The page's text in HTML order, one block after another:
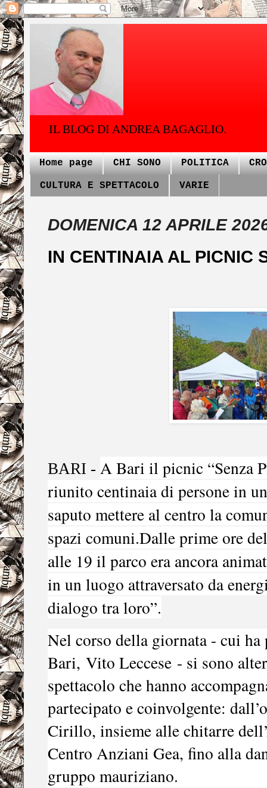
IL BLOG DI ANDREA BAGAGLIO.
Home page CHI SONO POLITICA
CULTURA E SPETTACOLO VARIE
DOMENICA 12 APRILE
IN CENTINAIA AL PICNIC
BARI - A Bari il picnic “Senza
riunito centinaia di persone in
saputo mettere al centro la
spazi comuni.Dalle prime ore
alle 19 il parco era ancora
in un luogo attraversato da
dialogo tra loro”.
Nel corso della giornata - cui
Bari, Vito Leccese - si sono
spettacolo che hanno
partecipato e coinvolgente:
Cirillo, insieme alle chitarre
Centro Anziani Gea, fino alla
gruppo mauriziano.